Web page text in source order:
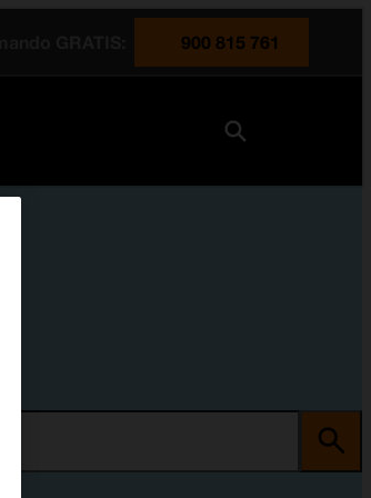
900 815 761